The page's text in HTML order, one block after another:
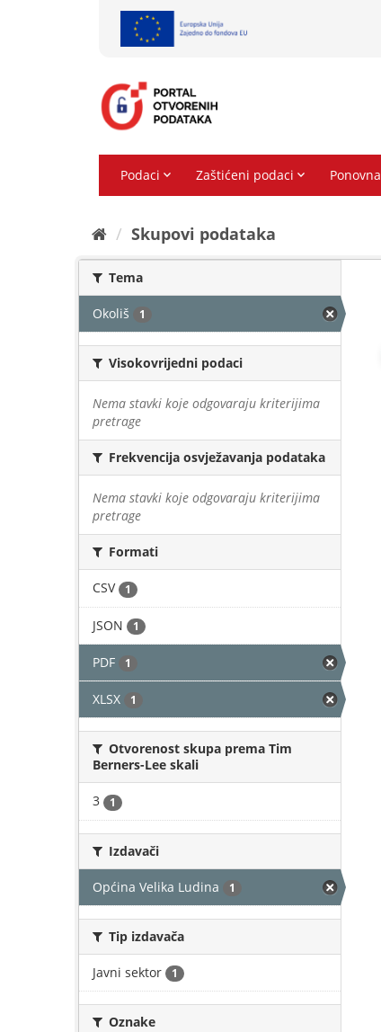
Skupovi podаtаkа
Tema
Okoliš 1
Visokovrijedni podaci
Nema stavki koje odgovaraju kriterijima
pretrage
Frekvencija osvježavanja podataka
Nema stavki koje odgovaraju kriterijima
pretrage
Formati
CSV 1
JSON 1
PDF 1
XLSX 1
Otvorenost skupa prema Tim
Berners-Lee skali
3 1
Izdavači
Općina Velika Ludina 1
Tip izdavača
Javni sektor 1
Oznake